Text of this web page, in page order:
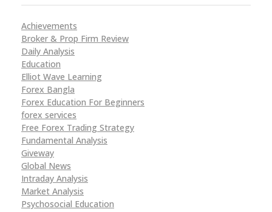
Achievements
Broker & Prop Firm Review
Daily Analysis
Education
Elliot Wave Learning
Forex Bangla
Forex Education For Beginners
forex services
Free Forex Trading Strategy
Fundamental Analysis
Giveway
Global News
Intraday Analysis
Market Analysis
Psychosocial Education